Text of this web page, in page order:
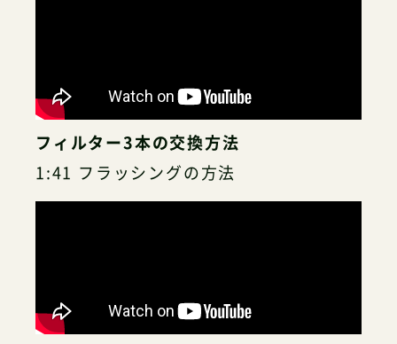
フィルター3本の交換方法
1:41 フラッシングの方法